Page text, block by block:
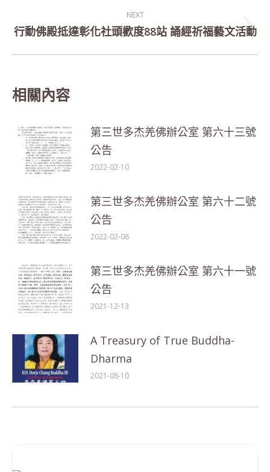
NEXT
Next
post:
行動佛殿抵達彰化社頭歡度88站 誦經祈福藝文活動
相關內容
第三世多杰羌佛辦公室 第六十三號
公告
2022-02-10
第三世多杰羌佛辦公室 第六十二號
公告
2022-02-08
第三世多杰羌佛辦公室 第六十一號
公告
2021-12-13
A Treasury of True Buddha-
Dharma
2021-08-10